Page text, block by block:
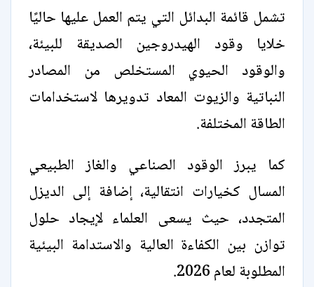
تشمل قائمة البدائل التي يتم العمل عليها حاليًا
خلايا وقود الهيدروجين الصديقة للبيئة،
والوقود الحيوي المستخلص من المصادر
النباتية والزيوت المعاد تدويرها لاستخدامات
الطاقة المختلفة.
كما يبرز الوقود الصناعي والغاز الطبيعي
المسال كخيارات انتقالية، إضافة إلى الديزل
المتجدد، حيث يسعى العلماء لإيجاد حلول
توازن بين الكفاءة العالية والاستدامة البيئية
المطلوبة لعام 2026.